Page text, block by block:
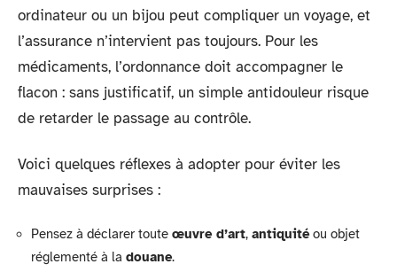
ordinateur ou un bijou peut compliquer un voyage, et
l’assurance n’intervient pas toujours. Pour les
médicaments, l’ordonnance doit accompagner le
flacon : sans justificatif, un simple antidouleur risque
de retarder le passage au contrôle.
Voici quelques réflexes à adopter pour éviter les
mauvaises surprises :
Pensez à déclarer toute œuvre d’art, antiquitéou objet
réglementé à la douane.